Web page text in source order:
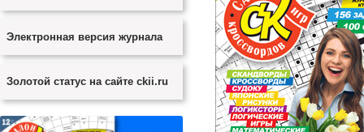
Электронная версия журнала
Золотой статус на сайте ckii.ru